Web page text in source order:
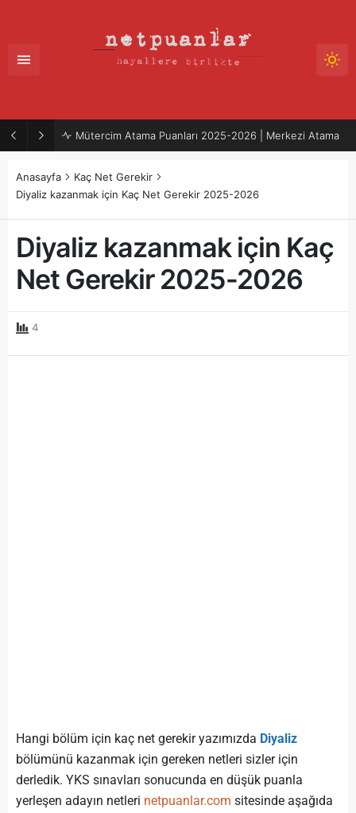
Mütercim Atama Puanları 2025-2026 | Merkezi Atama
Anasayfa
Kaç Net Gerekir
Diyaliz kazanmak için Kaç Net Gerekir 2025-2026
Diyaliz kazanmak için Kaç
Net Gerekir 2025-2026
4
Hangi bölüm için kaç net gerekir yazımızda Diyaliz
bölümünü kazanmak için gereken netleri sizler için
derledik. YKS sınavları sonucunda en düşük puanla
yerleşen adayın netleri netpuanlar.com sitesinde aşağıda